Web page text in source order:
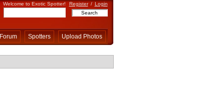
Welcome to Exotic Spotter! Register / Login
Forum Spotters Upload Photos